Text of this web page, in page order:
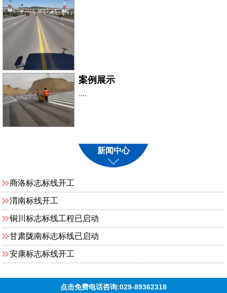
案例展示
....
新闻中心
商洛标志标线开工
渭南标线开工
铜川标志标线工程已启动
甘肃陇南标志标线已启动
安康标志标线开工
点击免费电话咨询:029-89362318